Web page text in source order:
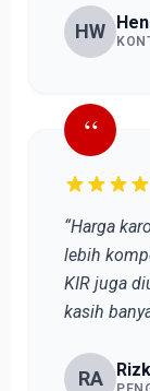
HW
“
“Harga
lebih
KIR juga
kasih
RA